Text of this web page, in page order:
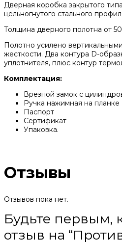
Дверная коробка закрытого
цельногнутого стального
Толщина дверного полотна от
Полотно усилено
жесткости. Два контура D-
уплотнителя, плюс контур
Комплектация:
Врезной замок с
Ручка нажимная на планке
Паспорт
Сертификат
Упаковка.
Отзывы
Отзывов пока нет.
Будьте первым,
отзыв на